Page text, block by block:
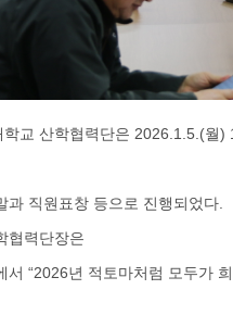
교 산학협력단은 2026.1.5.(월)
과 직원표창 등으로 진행되었다
협력단장은
서 “2026년 적토마처럼 모두가